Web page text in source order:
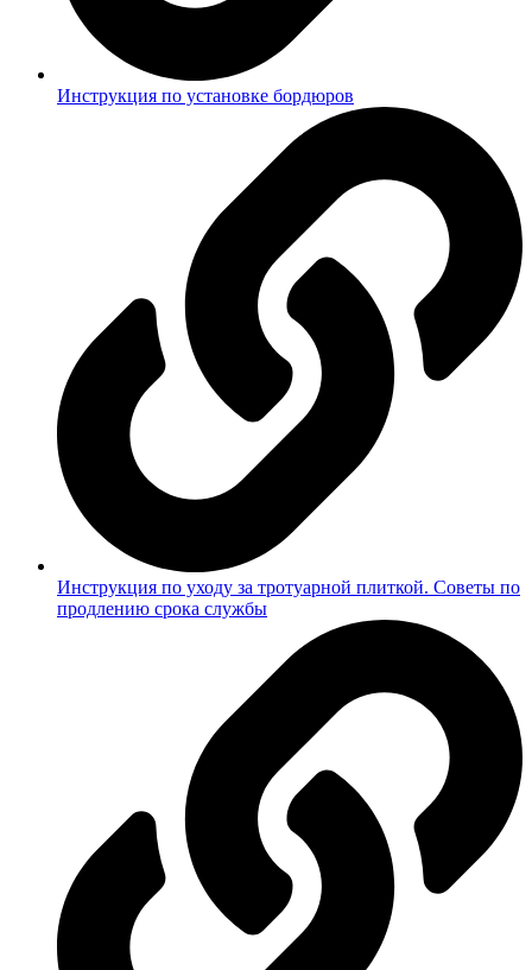
Инструкция по установке бордюров
Инструкция по уходу за тротуарной плиткой. Советы по
продлению срока службы